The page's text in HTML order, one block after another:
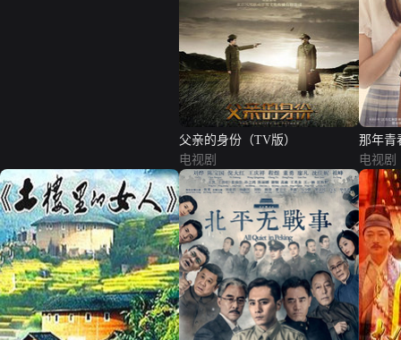
父亲的身份（TV版）
电视剧
那年青
电视剧